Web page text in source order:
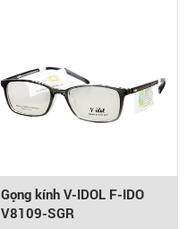
Gọng kính V-IDOL F-IDO
V8109-SGR